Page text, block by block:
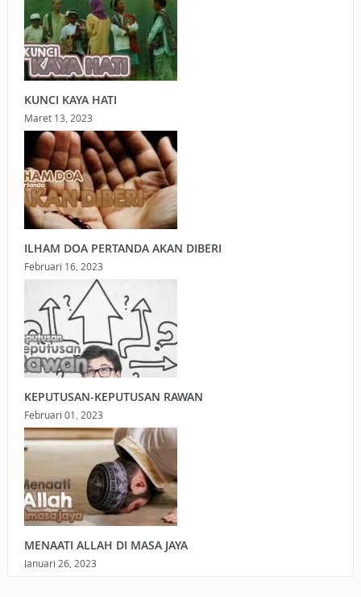
KUNCI KAYA HATI
Maret 13, 2023
ILHAM DOA PERTANDA AKAN DIBERI
Februari 16, 2023
KEPUTUSAN-KEPUTUSAN RAWAN
Februari 01, 2023
MENAATI ALLAH DI MASA JAYA
Januari 26, 2023